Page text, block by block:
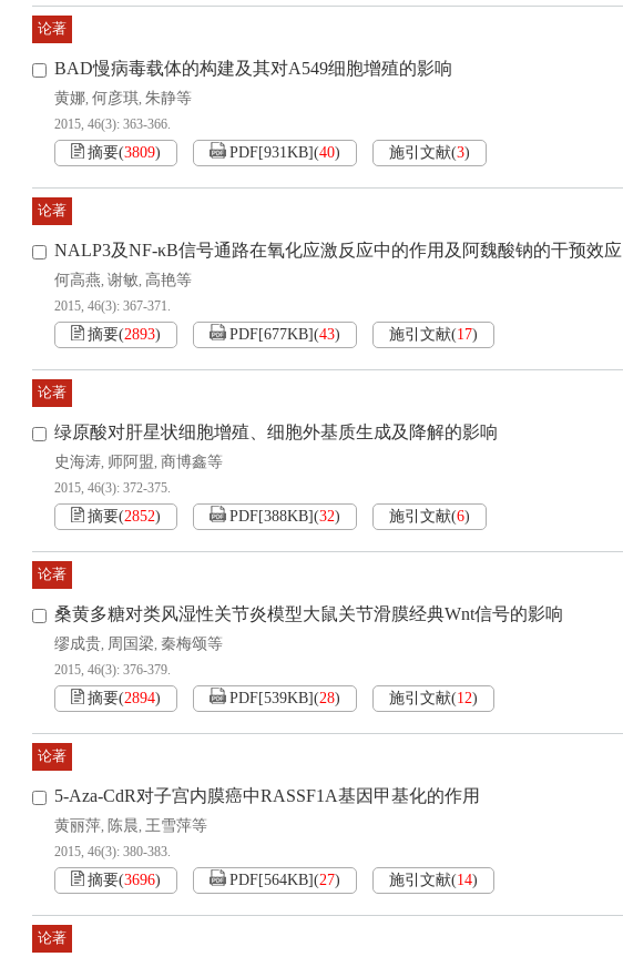
论著
BAD慢病毒载体的构建及其对A549细胞增殖的影响
黄娜, 何彦琪, 朱静等
2015, 46(3): 363-366.
摘要(3809) PDF[931KB](40) 施引文献(3)
论著
NALP3及NF-κB信号通路在氧化应激反应中的作用及阿魏酸钠的干预效应
何高燕, 谢敏, 高艳等
2015, 46(3): 367-371.
摘要(2893) PDF[677KB](43) 施引文献(17)
论著
绿原酸对肝星状细胞增殖、细胞外基质生成及降解的影响
史海涛, 师阿盟, 商博鑫等
2015, 46(3): 372-375.
摘要(2852) PDF[388KB](32) 施引文献(6)
论著
桑黄多糖对类风湿性关节炎模型大鼠关节滑膜经典Wnt信号的影响
缪成贵, 周国梁, 秦梅颂等
2015, 46(3): 376-379.
摘要(2894) PDF[539KB](28) 施引文献(12)
论著
5-Aza-CdR对子宫内膜癌中RASSF1A基因甲基化的作用
黄丽萍, 陈晨, 王雪萍等
2015, 46(3): 380-383.
摘要(3696) PDF[564KB](27) 施引文献(14)
论著